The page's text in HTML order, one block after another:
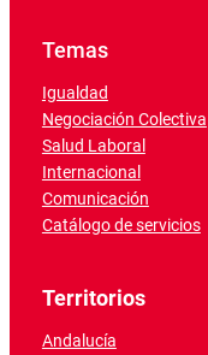
Temas
Igualdad
Negociación Colectiva
Salud Laboral
Internacional
Comunicación
Catálogo de servicios
Territorios
Andalucía